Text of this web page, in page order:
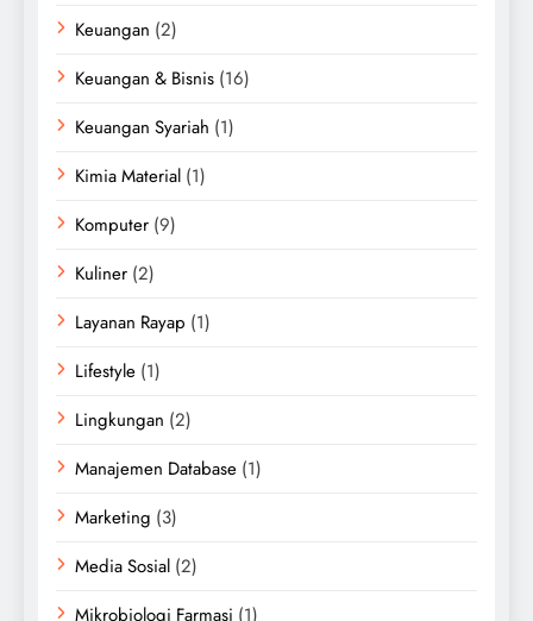
Keuangan (2)
Keuangan & Bisnis (16)
Keuangan Syariah (1)
Kimia Material (1)
Komputer (9)
Kuliner (2)
Layanan Rayap (1)
Lifestyle (1)
Lingkungan (2)
Manajemen Database (1)
Marketing (3)
Media Sosial (2)
Mikrobiologi Farmasi (1)